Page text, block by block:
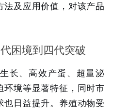
法及应用价值，对该产品
困境到四代突破
长、高效产蛋、超量泌
环境等显著特征，同时市
也日益提升。养殖动物受